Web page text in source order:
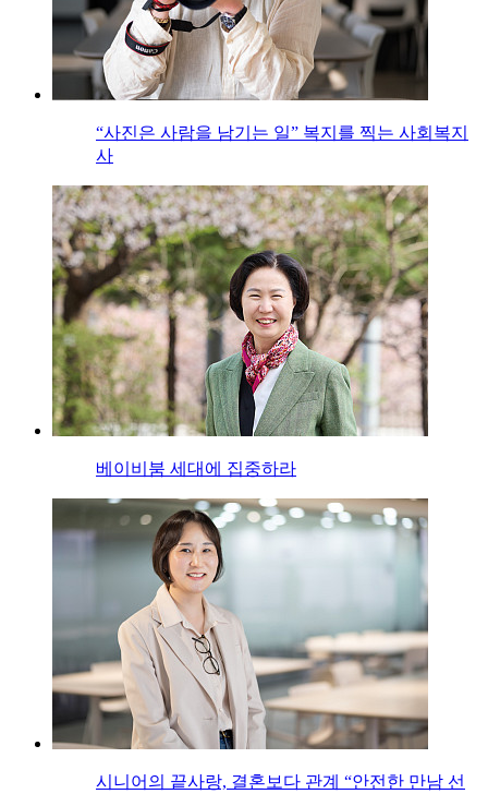
“사진은 사람을 남기는 일” 복지를 찍는 사회복지
사
베이비붐 세대에 집중하라
시니어의 끝사랑, 결혼보다 관계 “안전한 만남 선